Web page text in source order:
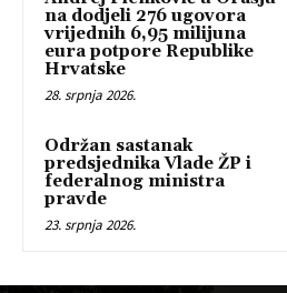
na dodjeli 276 ugovora
vrijednih 6,95 milijuna
eura potpore Republike
Hrvatske
28. srpnja 2026.
Održan sastanak
predsjednika Vlade ŽP i
federalnog ministra
pravde
23. srpnja 2026.